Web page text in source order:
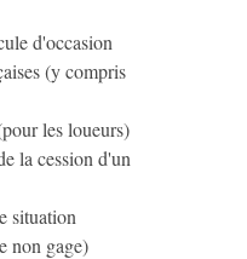
d'occasion
(y compris
les loueurs)
la cession d'un
situation
non gage)